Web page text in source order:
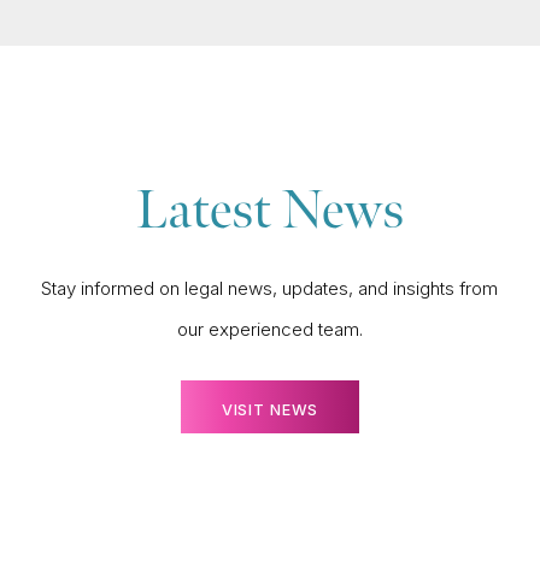
Latest News
Stay informed on legal news, updates, and insights from
our experienced team.
VISIT NEWS